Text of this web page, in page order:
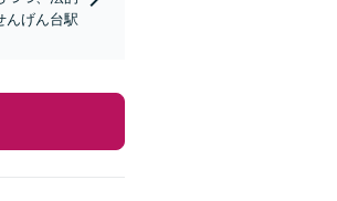
んげん台駅